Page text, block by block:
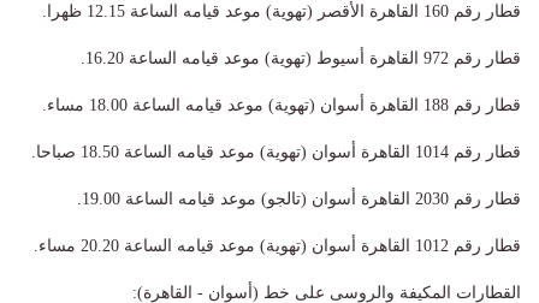
قطار رقم 160 القاهرة الأقصر (تهوية) موعد قيامه الساعة 12.15 ظهرا.
قطار رقم 972 القاهرة أسيوط (تهوية) موعد قيامه الساعة 16.20.
قطار رقم 188 القاهرة أسوان (تهوية) موعد قيامه الساعة 18.00 مساء.
قطار رقم 1014 القاهرة أسوان (تهوية) موعد قيامه الساعة 18.50 صباحا.
قطار رقم 2030 القاهرة أسوان (تالجو) موعد قيامه الساعة 19.00.
قطار رقم 1012 القاهرة أسوان (تهوية) موعد قيامه الساعة 20.20 مساء.
القطارات المكيفة والروسى على خط (أسوان - القاهرة):